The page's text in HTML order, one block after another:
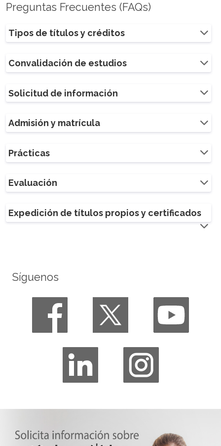
Preguntas Frecuentes (FAQs)
Tipos de títulos y créditos
Convalidación de estudios
Solicitud de información
Admisión y matrícula
Prácticas
Evaluación
Expedición de títulos propios y certificados
Síguenos